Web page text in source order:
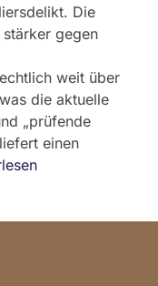
Die
gegen
weit über
die aktuelle
„prüfende
einen